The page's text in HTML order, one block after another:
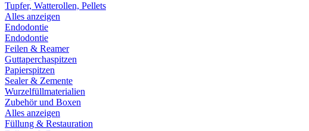
Tupfer, Watterollen, Pellets
Alles anzeigen
Endodontie
Endodontie
Feilen & Reamer
Guttaperchaspitzen
Papierspitzen
Sealer & Zemente
Wurzelfüllmaterialien
Zubehör und Boxen
Alles anzeigen
Füllung & Restauration